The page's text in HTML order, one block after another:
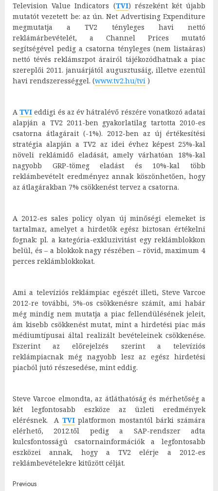
Television Value Indicators (TVI) részeként két újabb
mutatót vezetett be: az ún. Net Advertising Expenditure
megmutatja a TV2 tényleges havi nettó
reklámárbevételét, a Channel Prices mutató
segítségével pedig a csatorna tényleges (nem listaáras)
nettó tévés reklámszpot árairól tájékozódhatnak a piac
szereplői 2011. januárjától augusztusáig, illetve ezentúl
havi rendszerességgel. (www.tv2.hu/tvi )
ATVI eddigi és az év hátralévő részére vonatkozó adatai
alapján a TV2 2011-ben gyakorlatilag tartotta 2010-es
csatorna átlagárait (-1%). 2012-ben az új értékesítési
stratégia alapján a TV2 az idei évhez képest 25%-kal
növeli reklámidő eladását, amely várhatóan 18%-kal
nagyobb GRP-tömeg eladást és 10%-kal több
reklámbevételt eredményez annak köszönhetően, hogy
az átlagárakban 7% csökkenést tervez a csatorna.
A 2012-es sales policy olyan új minőségi elemeket is
tartalmaz, amelyet a hirdetők egész biztosan értékelni
fognak: pl. a kategória-exkluzivitást egy reklámblokkon
belül, és – a blokkok nagy részében – rövid, maximum 4
perces reklámblokkokat.
Ami a televíziós reklámpiac egészét illeti, Steve Varcoe
2012-re további, 5%-os csökkenésre számít, ami habár
még mindig nem mutatja a piac fellendülésének jeleit,
ám kisebb csökkenést mutat, mint a hirdetési piac más
médiumtípusai által realizált bevételeinek csökkenése.
Eszerint az előrejelzés szerint a televíziós
reklámpiacnak még nagyobb lesz az egész hirdetési
piacból jutó részesedése, mint eddig.
Steve Varcoe elmondta, az átláthatóság és mérhetőség a
két legfontosabb eszköze az üzleti eredmények
elérésnek. A TVIplatformon mostantól bárki számára
elérhető, 2012.től pedig a SAP-rendszer adta
kulcsfontosságú csatornainformációk a legfontosabb
eszközei annak, hogy a TV2 elérje a 2012-es
reklámbevételekre kitűzött célját.
Previous